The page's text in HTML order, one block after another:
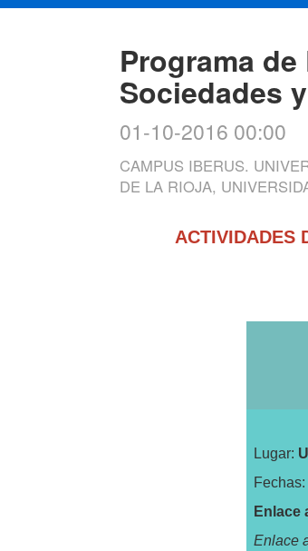
Programa
Sociedades
01-10-2016 00:00
CAMPUS IBERUS.
DE LA RIOJA,
ACTIVIDADES
Lugar:
Fechas:
Enlace
Enlace